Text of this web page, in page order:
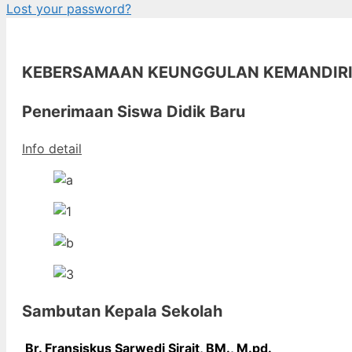
Lost your password?
KEBERSAMAAN KEUNGGULAN
Penerimaan Siswa Didik Baru
Info detail
Sambutan Kepala Sekolah
Br. Fransiskus Sarwedi Sirait, BM., M.pd.